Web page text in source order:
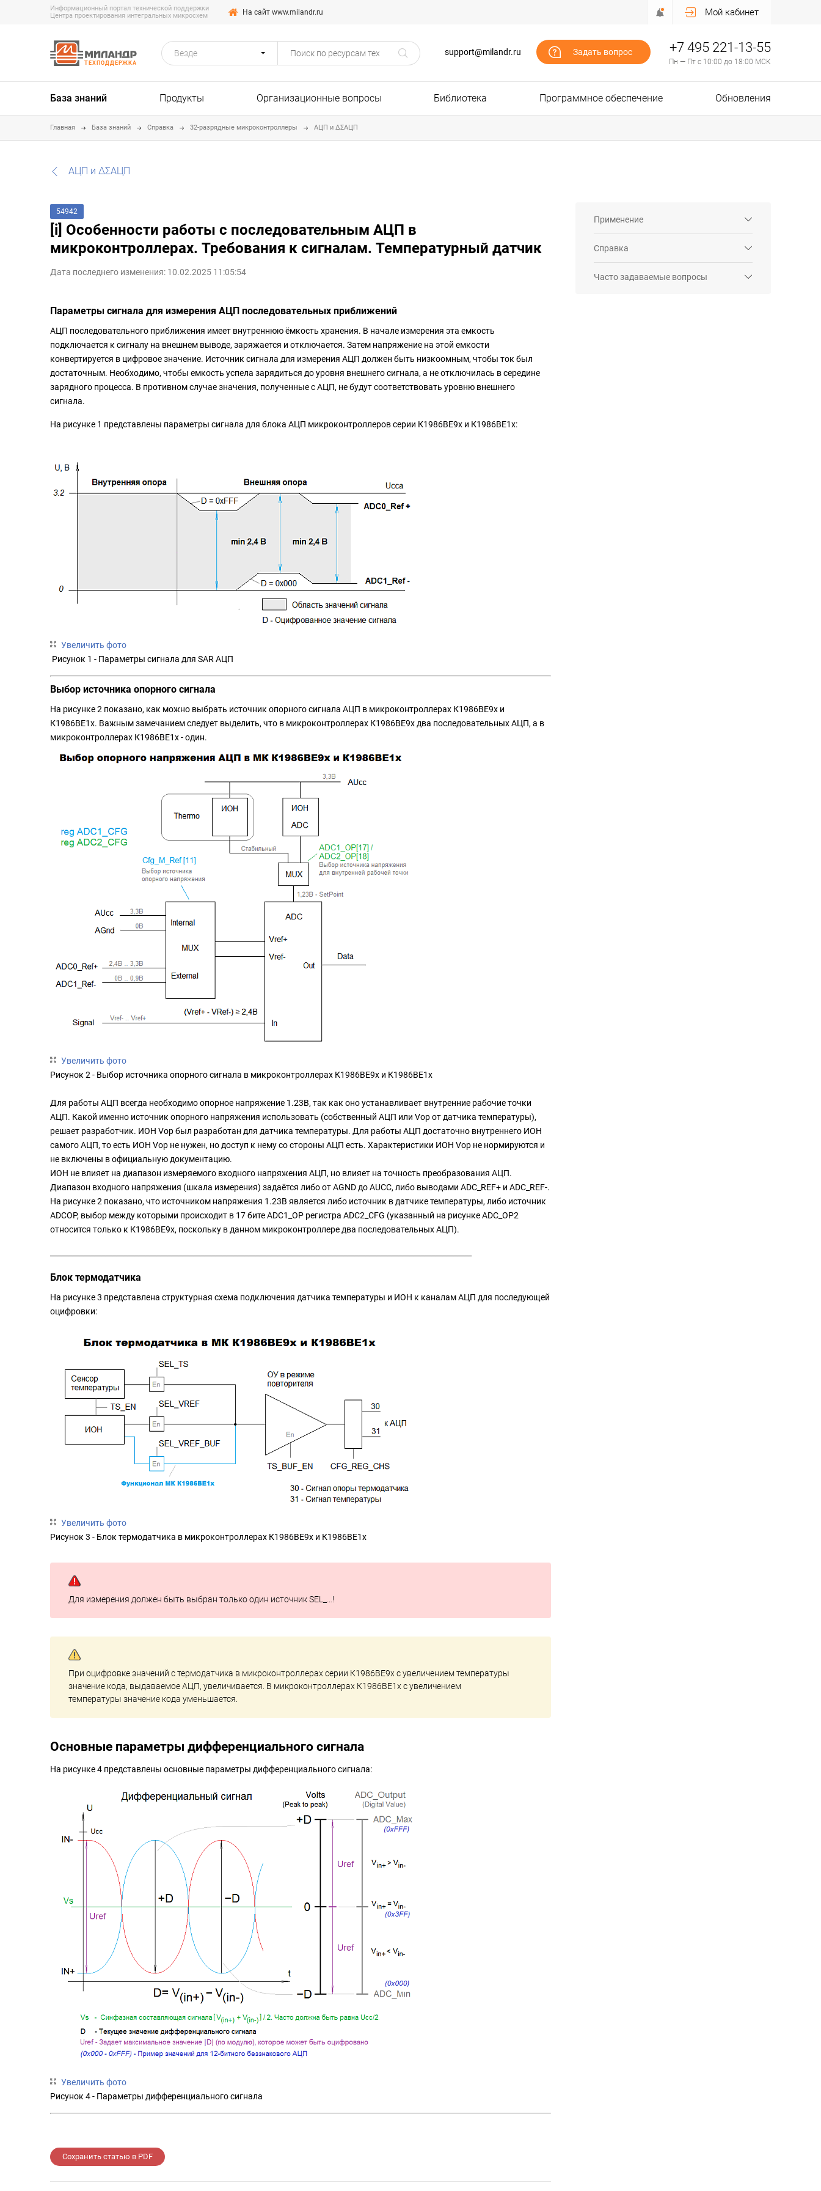
Информационный портал технической поддержки
Центра проектирования интегральных микросхем
На сайт www.milandr.ru Мой кабинет
ТЕХПОДДЕРЖКА
Везде support@milandr.ru Задать вопрос +7 495 221-13-55
Пн — Пт с 10:00 до 18:00 МСК
База знаний Продукты Организационные вопросы Библиотека Программное обеспечение Обновления
Главная База знаний Справка 32-разрядные микроконтроллеры АЦП и ΔΣАЦП
АЦП и ΔΣАЦП
54942
[i] Особенности работы с последовательным АЦП в
микроконтроллерах. Требования к сигналам. Температурный датчик
Дата последнего изменения: 10.02.2025 11:05:54
Параметры сигнала для измерения АЦП последовательных приближений
АЦП последовательного приближения имеет внутреннюю ёмкость хранения. В начале измерения эта емкость
подключается к сигналу на внешнем выводе, заряжается и отключается. Затем напряжение на этой емкости
конвертируется в цифровое значение. Источник сигнала для измерения АЦП должен быть низкоомным, чтобы ток был
достаточным. Необходимо, чтобы емкость успела зарядиться до уровня внешнего сигнала, а не отключилась в середине
зарядного процесса. В противном случае значения, полученные с АЦП, не будут соответствовать уровню внешнего
сигнала.
На рисунке 1 представлены параметры сигнала для блока АЦП микроконтроллеров серии К1986ВЕ9х и К1986ВЕ1х:
Увеличить фото
Рисунок 1 - Параметры сигнала для SAR АЦП
Выбор источника опорного сигнала
На рисунке 2 показано, как можно выбрать источник опорного сигнала АЦП в микроконтроллерах К1986ВЕ9х и
К1986ВЕ1х. Важным замечанием следует выделить, что в микроконтроллерах К1986ВЕ9х два последовательных АЦП, а в
микроконтроллерах К1986ВЕ1х - один.
Увеличить фото
Рисунок 2 - Выбор источника опорного сигнала в микроконтроллерах К1986ВЕ9х и К1986ВЕ1х
Для работы АЦП всегда необходимо опорное напряжение 1.23В, так как оно устанавливает внутренние рабочие точки
АЦП. Какой именно источник опорного напряжения использовать (собственный АЦП или Vop от датчика температуры),
решает разработчик. ИОН Vop был разработан для датчика температуры. Для работы АЦП достаточно внутреннего ИОН
самого АЦП, то есть ИОН Vop не нужен, но доступ к нему со стороны АЦП есть. Характеристики ИОН Vop не нормируются и
не включены в официальную документацию.
ИОН не влияет на диапазон измеряемого входного напряжения АЦП, но влияет на точность преобразования АЦП.
Диапазон входного напряжения (шкала измерения) задаётся либо от AGND до AUCC, либо выводами ADC_REF+ и ADC_REF-.
На рисунке 2 показано, что источником напряжения 1.23В является либо источник в датчике температуры, либо источник
ADCOP, выбор между которыми происходит в 17 бите ADC1_OP регистра ADC2_CFG (указанный на рисунке ADC_OP2
относится только к К1986ВЕ9х, поскольку в данном микроконтроллере два последовательных АЦП).
Блок термодатчика
На рисунке 3 представлена структурная схема подключения датчика температуры и ИОН к каналам АЦП для последующей
оцифровки:
Увеличить фото
Рисунок 3 - Блок термодатчика в микроконтроллерах К1986ВЕ9х и К1986ВЕ1х
Для измерения должен быть выбран только один источник SEL_…!
При оцифровке значений с термодатчика в микроконтроллерах серии К1986ВЕ9x с увеличением температуры
значение кода, выдаваемое АЦП, увеличивается. В микроконтроллерах К1986ВЕ1х с увеличением
температуры значение кода уменьшается.
Основные параметры дифференциального сигнала
На рисунке 4 представлены основные параметры дифференциального сигнала:
Увеличить фото
Рисунок 4 - Параметры дифференциального сигнала
Сохранить статью в PDF
Применение
Справка
Часто задаваемые вопросы